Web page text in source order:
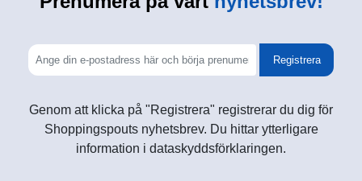
Registrera
Genom att klicka på "Registrera" registrerar du dig för
Shoppingspouts nyhetsbrev. Du hittar ytterligare
information i dataskyddsförklaringen.